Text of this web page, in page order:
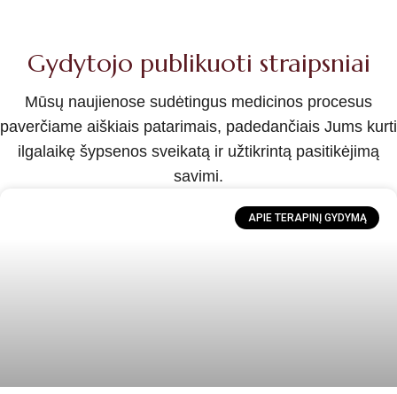
Gydytojo publikuoti straipsniai
Mūsų naujienose sudėtingus medicinos procesus
paverčiame aiškiais patarimais, padedančiais Jums kurti
ilgalaikę šypsenos sveikatą ir užtikrintą pasitikėjimą
savimi.
APIE TERAPINĮ GYDYMĄ